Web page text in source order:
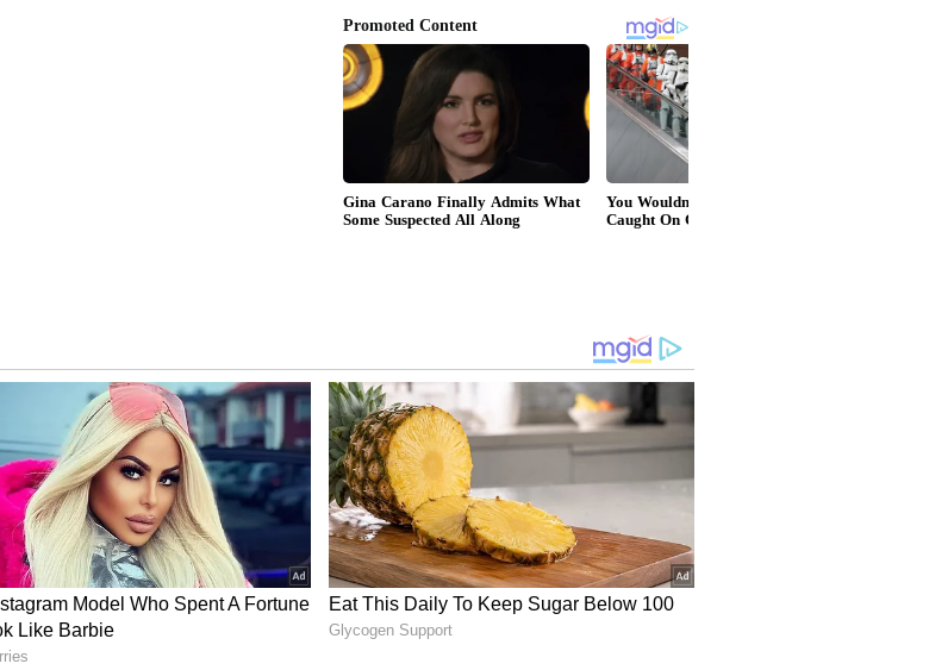
కోట్ల మంది యూజర్లను దాటేసింది.
లేదు. దీనిని బిజినెస్
చూస్తోంది. ఇండియాలో యూపీఐ
ఇది పర్ఫెక్ట్ ప్లేస్ అని మెటా
కస్టమర్స్. మెటా తన వాట్సాప్ పే,
చూస్తోంది. పేమెంట్స్, మెసేజింగ్,
మార్చడమే మెటా గేమ్ ప్లాన్.